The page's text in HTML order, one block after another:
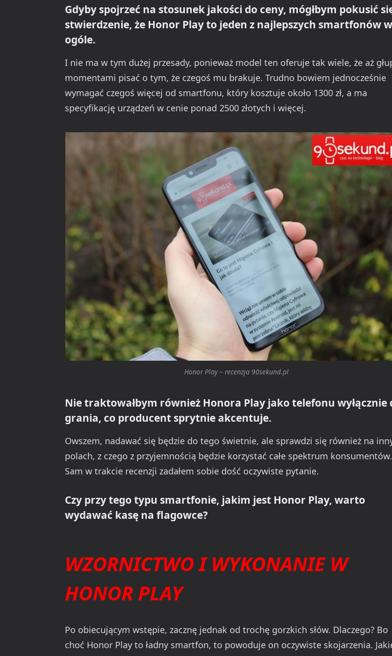
Gdyby spojrzeć na stosunek jakości do ceny, mógłbym pokusić
stwierdzenie, że Honor Play to jeden z najlepszych smartfonów w
ogóle.
I nie ma w tym dużej przesady, ponieważ model ten oferuje tak wiele, że aż
momentami pisać o tym, że czegoś mu brakuje. Trudno bowiem jednocześnie
wymagać czegoś więcej od smartfonu, który kosztuje około 1300 zł, a ma
specyfikację urządzeń w cenie ponad 2500 złotych i więcej.
Honor Play – recenzja 90sekund.pl
Nie traktowałbym również Honora Play jako telefonu wyłącznie
grania, co producent sprytnie akcentuje.
Owszem, nadawać się będzie do tego świetnie, ale sprawdzi się również na
polach, z czego z przyjemnością będzie korzystać całe spektrum konsumentów.
Sam w trakcie recenzji zadałem sobie dość oczywiste pytanie.
Czy przy tego typu smartfonie, jakim jest Honor Play, warto
wydawać kasę na flagowce?
WZORNICTWO I WYKONANIE W
HONOR PLAY
Po obiecującym wstępie, zacznę jednak od trochę gorzkich słów. Dlaczego? Bo
choć Honor Play to ładny smartfon, to powoduje on oczywiste skojarzenia.